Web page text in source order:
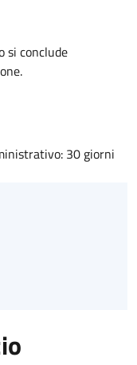
si conclude
30 giorni